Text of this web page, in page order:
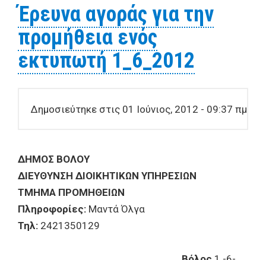
μίσθωση του Σχολικού
Κυλικείου του 1ου
Γυμνασίου - 1ου Λυκείου
Βόλου 7_6_2012
Έρευνα αγοράς για την
προμήθεια ενός
εκτυπωτή 1_6_2012
Δημοσιεύτηκε στις 01 Ιούνιος, 2012 - 09:37 πμ
ΔHMOΣ BOΛOY
ΔIEYΘYNΣH ΔΙΟΙΚΗΤΙΚΩΝ ΥΠΗΡΕΣΙΩΝ
ΤΜΗΜΑ ΠΡΟΜΗΘΕΙΩΝ
Πληροφορίες: Μαντά Όλγα
Τηλ: 2421350129